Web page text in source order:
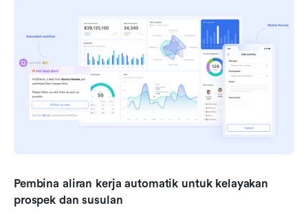
Pembina aliran kerja automatik untuk kelayakan
prospek dan susulan